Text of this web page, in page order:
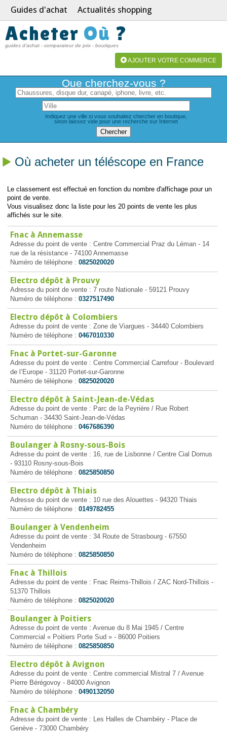
Guides d'achat Actualités shopping
Acheter Où ?
guides d'achat - comparateur de prix - boutiques
AJOUTER VOTRE COMMERCE
Que cherchez-vous ?
Indiquez une ville si vous souhaitez chercher en boutique,
sinon laissez vide pour une recherche sur Internet
Où acheter un téléscope en France
Le classement est effectué en fonction du nombre d'affichage pour un
point de vente.
Vous visualisez donc la liste pour les 20 points de vente les plus
affichés sur le site.
Fnac à Annemasse
Adresse du point de vente : Centre Commercial Praz du Léman - 14
rue de la résistance - 74100 Annemasse
Numéro de téléphone : 0825020020
Electro dépôt à Prouvy
Adresse du point de vente : 7 route Nationale - 59121 Prouvy
Numéro de téléphone : 0327517490
Electro dépôt à Colombiers
Adresse du point de vente : Zone de Viargues - 34440 Colombiers
Numéro de téléphone : 0467010330
Fnac à Portet-sur-Garonne
Adresse du point de vente : Centre Commercial Carrefour - Boulevard
de l’Europe - 31120 Portet-sur-Garonne
Numéro de téléphone : 0825020020
Electro dépôt à Saint-Jean-de-Védas
Adresse du point de vente : Parc de la Peyrière / Rue Robert
Schuman - 34430 Saint-Jean-de-Védas
Numéro de téléphone : 0467686390
Boulanger à Rosny-sous-Bois
Adresse du point de vente : 16, rue de Lisbonne / Centre Cial Domus
- 93110 Rosny-sous-Bois
Numéro de téléphone : 0825850850
Electro dépôt à Thiais
Adresse du point de vente : 10 rue des Alouettes - 94320 Thiais
Numéro de téléphone : 0149782455
Boulanger à Vendenheim
Adresse du point de vente : 34 Route de Strasbourg - 67550
Vendenheim
Numéro de téléphone : 0825850850
Fnac à Thillois
Adresse du point de vente : Fnac Reims-Thillois / ZAC Nord-Thillois -
51370 Thillois
Numéro de téléphone : 0825020020
Boulanger à Poitiers
Adresse du point de vente : Avenue du 8 Mai 1945 / Centre
Commercial « Poitiers Porte Sud » - 86000 Poitiers
Numéro de téléphone : 0825850850
Electro dépôt à Avignon
Adresse du point de vente : Centre commercial Mistral 7 / Avenue
Pierre Bérégovoy - 84000 Avignon
Numéro de téléphone : 0490132050
Fnac à Chambéry
Adresse du point de vente : Les Halles de Chambéry - Place de
Genève - 73000 Chambéry